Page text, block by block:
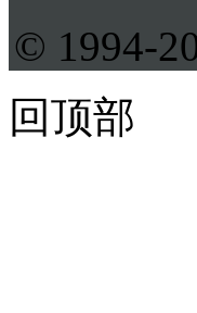
© 1994-
回顶部